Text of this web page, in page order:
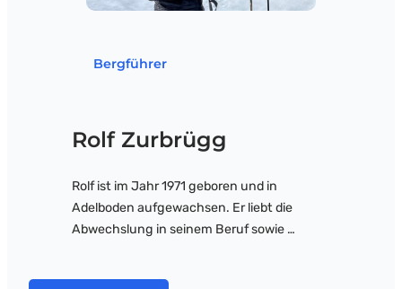
Bergführer
Rolf Zurbrügg
Rolf ist im Jahr 1971 geboren und in
Adelboden aufgewachsen. Er liebt die
Abwechslung in seinem Beruf sowie …